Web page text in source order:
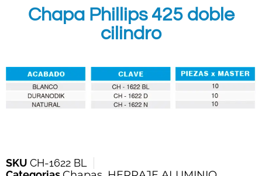
Chapa Phillips 425 doble
cilindro
SKU CH-1622 BL